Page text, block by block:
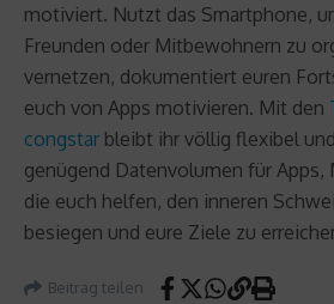
motiviert. Nutzt das Smartphone,
Freunden oder Mitbewohnern zu
vernetzen, dokumentiert euren
euch von Apps motivieren. Mit den
congstar bleibt ihr völlig flexibel
genügend Datenvolumen für Apps,
die euch helfen, den inneren
besiegen und eure Ziele zu
Beitrag teilen